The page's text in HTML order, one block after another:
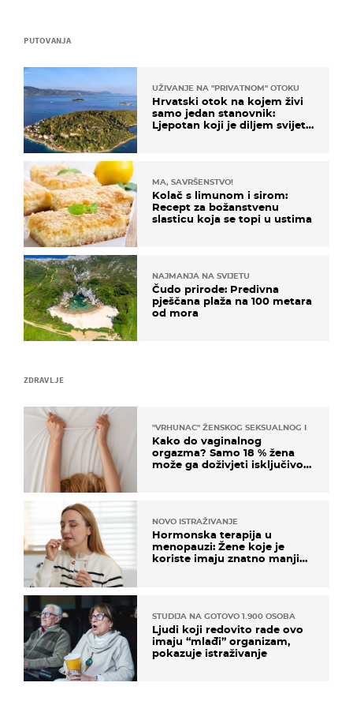
ZDRAVLJE
"VRHUNAC" ŽENSKOG SEKSUALNOG ISKUSTVA
Kako do vaginalnog
orgazma? Samo 18 % žena
može ga doživjeti isključivo
NOVO ISTRAŽIVANJE
Hormonska terapija u
menopauzi: Žene koje je
koriste imaju znatno manji
STUDIJA NA GOTOVO 1.900 OSOBA
Ljudi koji redovito rade ovo
imaju “mlađi” organizam,
pokazuje istraživanje
PUTOVANJA
UŽIVANJE NA "PRIVATNOM" OTOKU
Hrvatski otok na kojem živi
samo jedan stanovnik:
Ljepotan koji je diljem svijeta
MA, SAVRŠENSTVO!
Kolač s limunom i sirom:
Recept za božanstvenu
slasticu koja se topi u ustima
NAJMANJA NA SVIJETU
Čudo prirode: Predivna
pješčana plaža na 100 metara
od mora